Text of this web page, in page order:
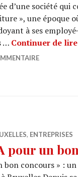
d’une société
», une époque
à ses
… Continuer de lire
, ENTREPRISES
pour un
bon concours » :